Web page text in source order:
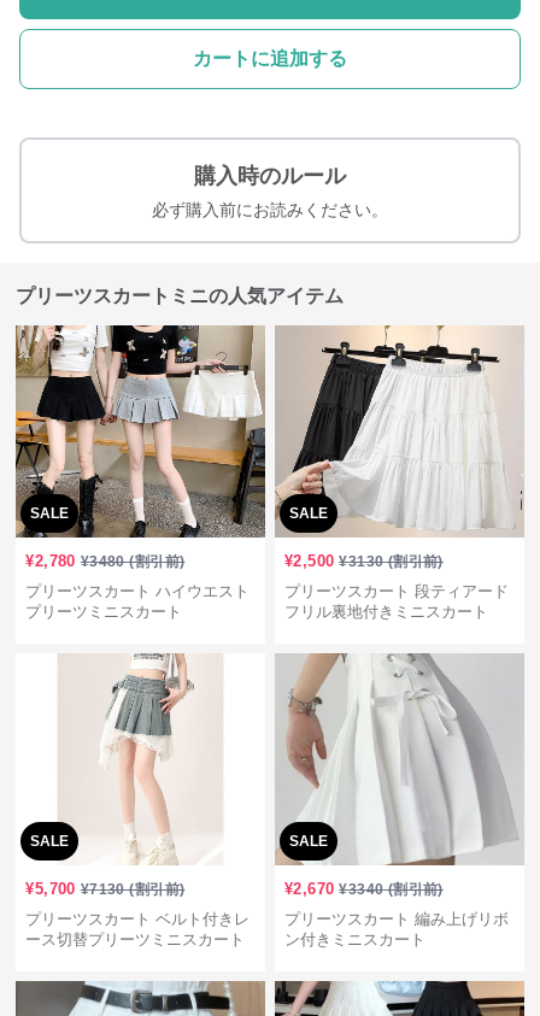
カートに追加する
購入時のルール
必ず購入前にお読みください。
プリーツスカートミニの人気アイテム
SALE
¥2,780 ¥3480(割引前)
プリーツスカート ハイウエスト
プリーツミニスカート
SALE
¥2,500 ¥3130(割引前)
プリーツスカート 段ティアード
フリル裏地付きミニスカート
SALE
¥5,700 ¥7130(割引前)
プリーツスカート ベルト付きレ
ース切替プリーツミニスカート
SALE
¥2,670 ¥3340(割引前)
プリーツスカート 編み上げリボ
ン付きミニスカート